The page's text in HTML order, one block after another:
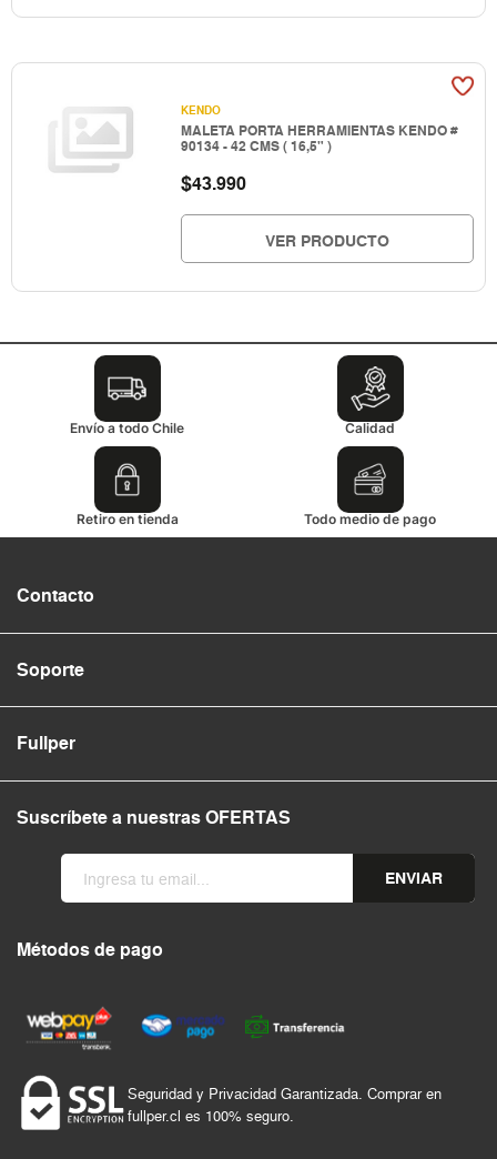
KENDO
MALETA PORTA HERRAMIENTAS KENDO #
90134 - 42 CMS ( 16,5" )
$43.990
VER PRODUCTO
Envío a todo Chile Calidad
Retiro en tienda Todo medio de pago
Contacto
Soporte
Fullper
Suscríbete a nuestras OFERTAS
ENVIAR
Métodos de pago
Seguridad y Privacidad Garantizada. Comprar en
fullper.cl es 100% seguro.